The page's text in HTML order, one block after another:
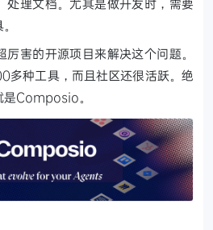
处理文档。尤其是做开发时，需要
害的开源项目来解决这个问题。
种工具，而且社区还很活跃。绝
是Composio。